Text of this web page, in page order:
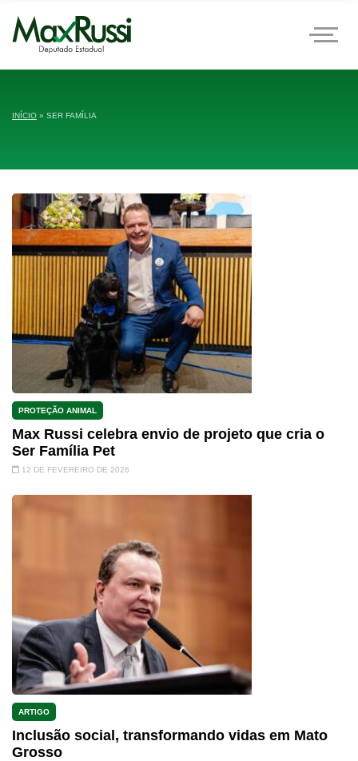
INÍCIO » SER FAMÍLIA
PROTEÇÃO ANIMAL
Max Russi celebra envio de projeto que cria o
Ser Família Pet
12 DE FEVEREIRO DE 2026
ARTIGO
Inclusão social, transformando vidas em Mato
Grosso